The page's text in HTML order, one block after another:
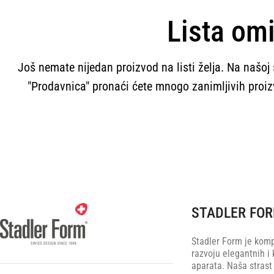
Lista
Još nemate nijedan proizvod na listi želja. Na
"Prodavnica" pronaći ćete mnogo zanimljivih
STADLER
Stadler Form je
razvoju elegantnih i
aparata. Naša